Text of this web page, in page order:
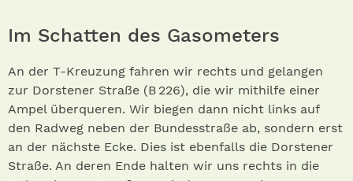
Im Schatten des Gasometers
An der T-Kreuzung fahren wir rechts und gelangen
zur Dorstener Straße (B 226), die wir mithilfe einer
Ampel überqueren. Wir biegen dann nicht links auf
den Radweg neben der Bundesstraße ab, sondern erst
an der nächste Ecke. Dies ist ebenfalls die Dorstener
Straße. An deren Ende halten wir uns rechts in die